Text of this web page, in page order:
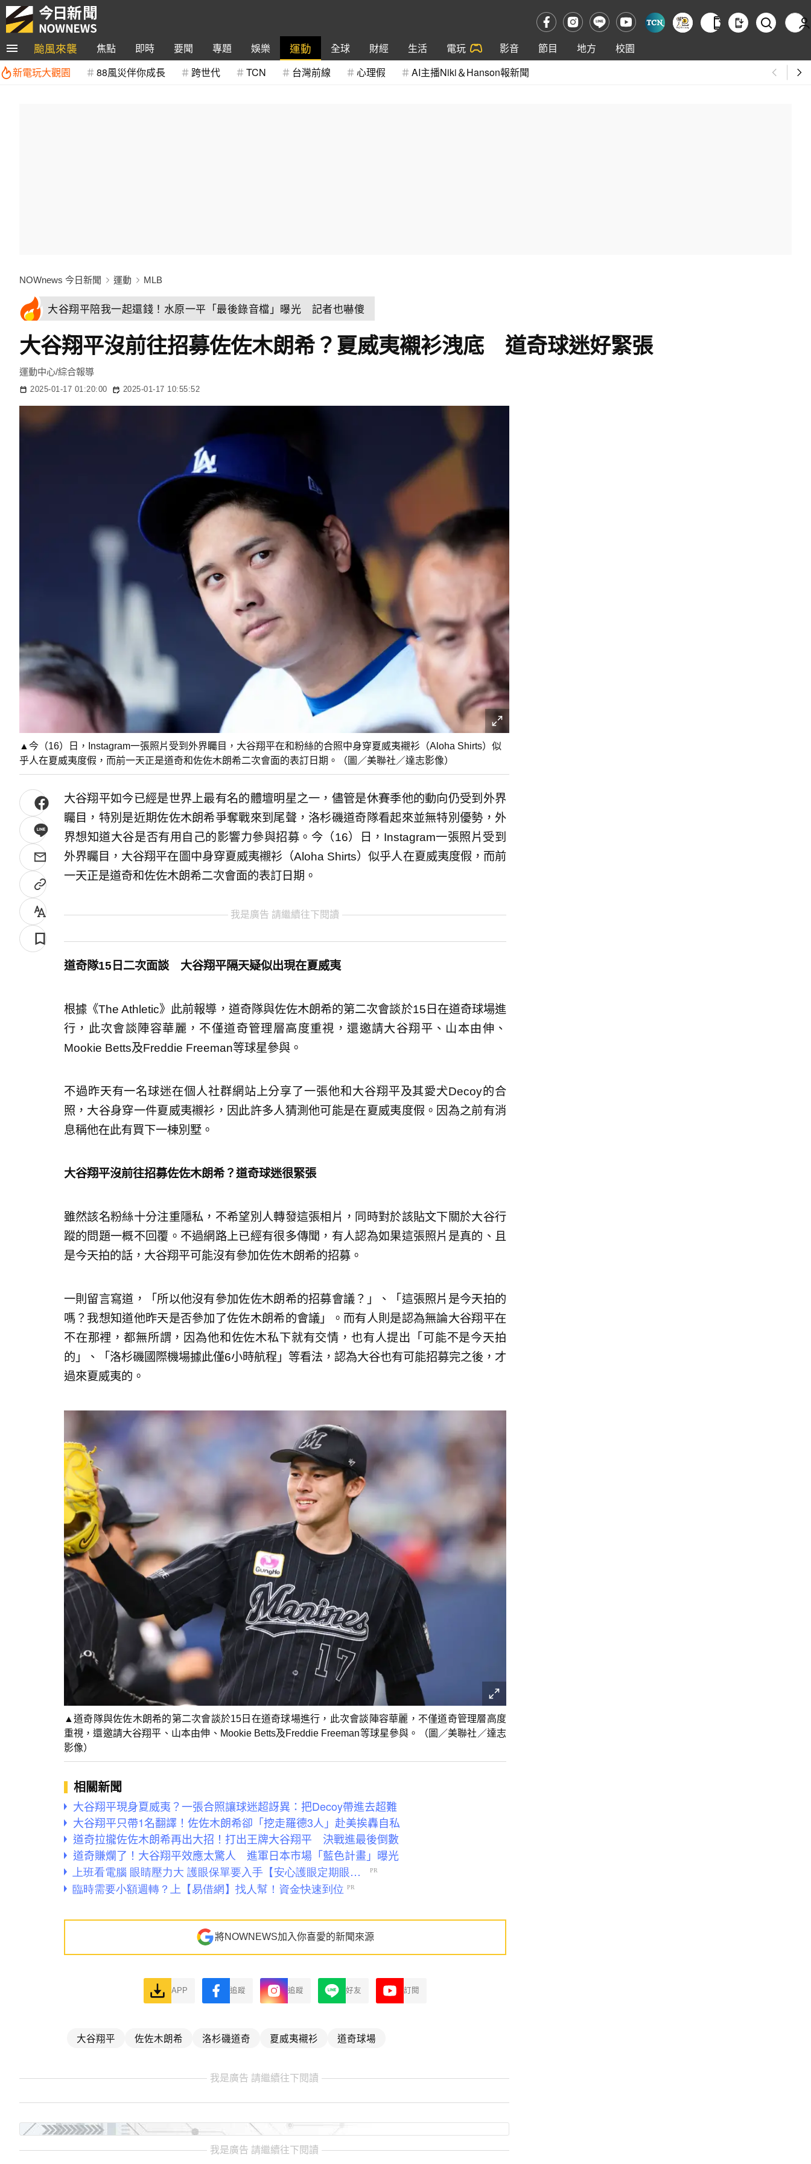
颱風來襲 焦點 即時 要聞 專題 娛樂 運動 全球 財經 生活 電玩 影音 節目 地方
校園
新電玩大觀園
88風災伴你成長 跨世代 TCN 台灣前線 心理假 AI主播Niki＆Hanson報新聞
NOWnews 今日新聞 運動 MLB
大谷翔平陪我一起還錢！水原一平「最後錄音檔」曝光 記者也嚇傻
大谷翔平沒前往招募佐佐木朗希？夏威夷襯衫洩底 道奇球迷好緊張
運動中心/綜合報導
2025-01-17 01:20:00 2025-01-17 10:55:52
▲今（16）日，Instagram一張照片受到外界矚目，大谷翔平在和粉絲的合照中身穿夏威夷襯衫（Aloha Shirts）似
乎人在夏威夷度假，而前一天正是道奇和佐佐木朗希二次會面的表訂日期。（圖／美聯社／達志影像）
大谷翔平如今已經是世界上最有名的體壇明星之一，儘管是休賽季他的動向仍受到外界
矚目，特別是近期佐佐木朗希爭奪戰來到尾聲，洛杉磯道奇隊看起來並無特別優勢，外
界想知道大谷是否有用自己的影響力參與招募。今（16）日，Instagram一張照片受到
外界矚目，大谷翔平在圖中身穿夏威夷襯衫（Aloha Shirts）似乎人在夏威夷度假，而前
一天正是道奇和佐佐木朗希二次會面的表訂日期。
我是廣告 請繼續往下閱讀
道奇隊15日二次面談 大谷翔平隔天疑似出現在夏威夷
根據《The Athletic》此前報導，道奇隊與佐佐木朗希的第二次會談於15日在道奇球場進
行，此次會談陣容華麗，不僅道奇管理層高度重視，還邀請大谷翔平、山本由伸、
Mookie Betts及Freddie Freeman等球星參與。
不過昨天有一名球迷在個人社群網站上分享了一張他和大谷翔平及其愛犬Decoy的合
照，大谷身穿一件夏威夷襯衫，因此許多人猜測他可能是在夏威夷度假。因為之前有消
息稱他在此有買下一棟別墅。
大谷翔平沒前往招募佐佐木朗希？道奇球迷很緊張
雖然該名粉絲十分注重隱私，不希望別人轉發這張相片，同時對於該貼文下關於大谷行
蹤的問題一概不回覆。不過網路上已經有很多傳聞，有人認為如果這張照片是真的、且
是今天拍的話，大谷翔平可能沒有參加佐佐木朗希的招募。
一則留言寫道，「所以他沒有參加佐佐木朗希的招募會議？」、「這張照片是今天拍的
嗎？我想知道他昨天是否參加了佐佐木朗希的會議」。而有人則是認為無論大谷翔平在
不在那裡，都無所謂，因為他和佐佐木私下就有交情，也有人提出「可能不是今天拍
的」、「洛杉磯國際機場據此僅6小時航程」等看法，認為大谷也有可能招募完之後，才
過來夏威夷的。
▲道奇隊與佐佐木朗希的第二次會談於15日在道奇球場進行，此次會談陣容華麗，不僅道奇管理層高度
重視，還邀請大谷翔平、山本由伸、Mookie Betts及Freddie Freeman等球星參與。（圖／美聯社／達志
影像）
相關新聞
大谷翔平現身夏威夷？一張合照讓球迷超訝異：把Decoy帶進去超難
大谷翔平只帶1名翻譯！佐佐木朗希卻「挖走羅德3人」赴美挨轟自私
道奇拉攏佐佐木朗希再出大招！打出王牌大谷翔平 決戰進最後倒數
道奇賺爛了！大谷翔平效應太驚人 進軍日本市場「藍色計畫」曝光
將NOWNEWS加入你喜愛的新聞來源
APP 追蹤 追蹤 好友 訂閱
大谷翔平 佐佐木朗希 洛杉磯道奇 夏威夷襯衫 道奇球場
我是廣告 請繼續往下閱讀
我是廣告 請繼續往下閱讀